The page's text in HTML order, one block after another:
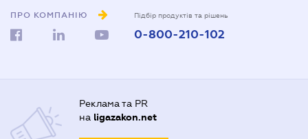
ПРО КОМПАНІЮ Підбір продуктів та рішень
0-800-210-102
Реклама та PR
на ligazakon.net